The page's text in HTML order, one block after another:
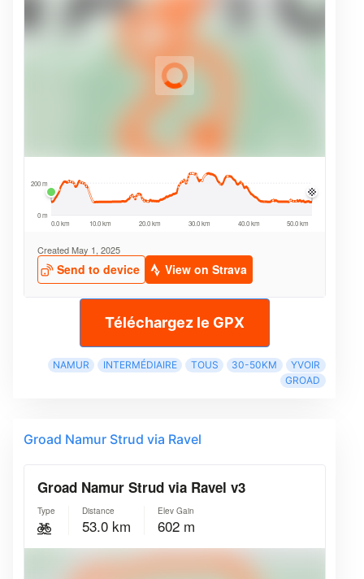
Téléchargez le GPX
NAMUR INTERMÉDIAIRE TOUS 30-50KM
YVOIR
GROAD
Groad Namur Strud via Ravel